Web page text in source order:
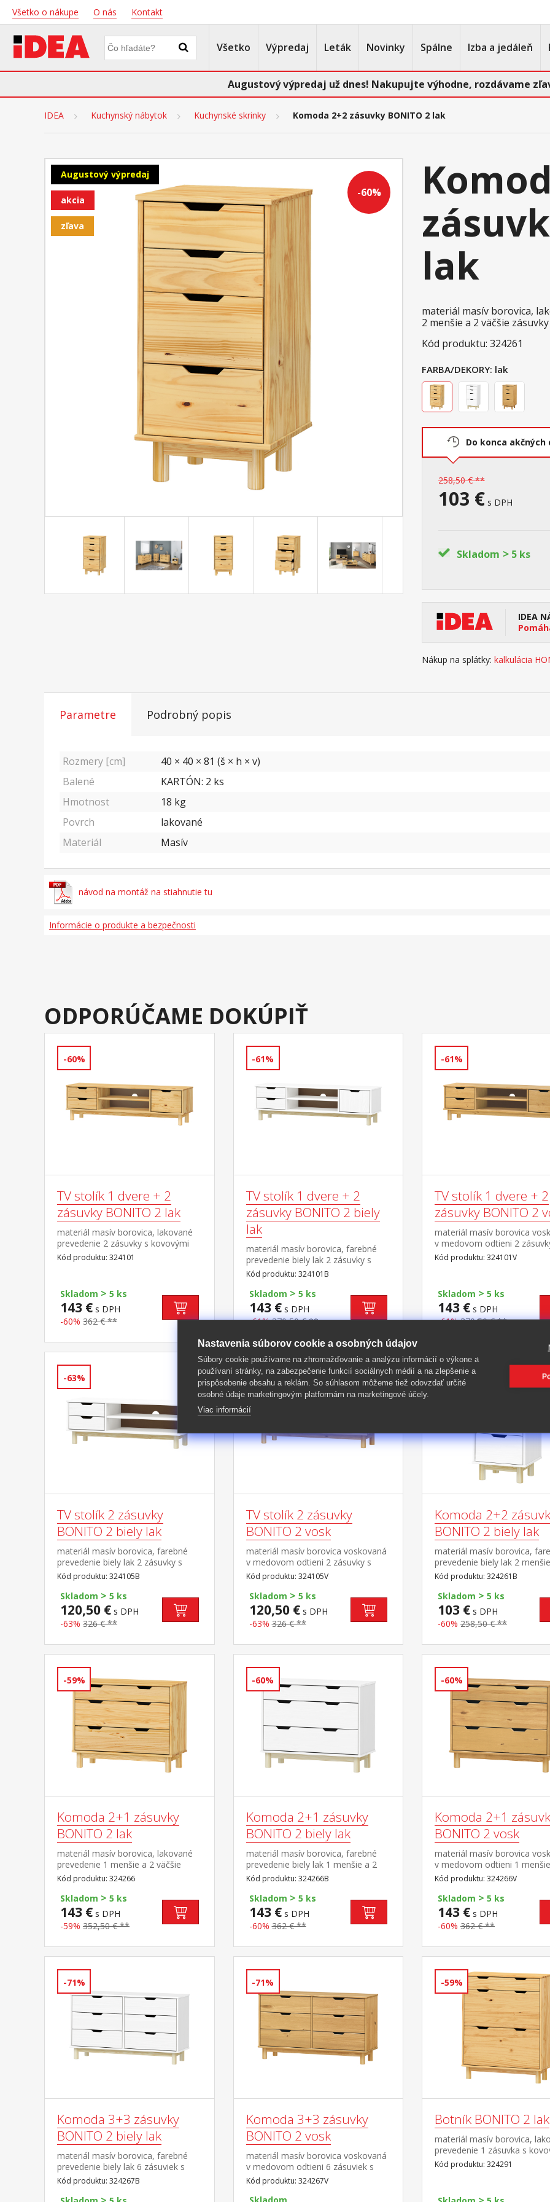
Všetko o nákupe O nás Kontakt
Všetko Výpredaj Leták Novinky Spálne Izba a jedáleň
Augustový výpredaj už dnes! Nakupujte výhodne, rozdávame
IDEA Kuchynský nábytok Kuchynské skrinky Komoda 2+2 zásuvky BONITO 2 lak
-60%
Augustový výpredaj
akcia
zľava
lak
materiál masív borovica,
2 menšie a 2 väčšie
Kód produktu: 324261
FARBA/DEKORY: lak
Do konca
258,50 € **
103 € s DPH
Skladom > 5 ks
IDEA
Nákup na splátky: kalkulácia
Parametre Podrobný popis
Rozmery [cm]
40 × 40 × 81 (š × h × v)
Balené
KARTÓN: 2 ks
Hmotnost
18 kg
Povrch
lakované
Materiál
Masív
návod na montáž na stiahnutie tu
Informácie o produkte a bezpečnosti
ODPORÚČAME DOKÚPIŤ
-60%
TV stolík 1 dvere + 2
zásuvky BONITO 2 lak
materiál masív borovica, lakované
prevedenie 2 zásuvky s kovovými
pojazdmi, 1 dvierka, 1 polica otvor
na pretiahnutie káblov
Kód produktu: 324101
Skladom > 5 ks
143 € s DPH
-60% 362 € **
-61%
TV stolík 1 dvere + 2
zásuvky BONITO 2 biely
lak
materiál masív borovica, farebné
prevedenie biely lak 2 zásuvky s
kovovými pojazdmi, 1 dvierka, 1
polica otvor na pretiahnutie káblov
Kód produktu: 324101B
Skladom > 5 ks
143 €s DPH
-61% 370,50 € **
-61%
TV stolík 1 dvere + 2
zásuvky BONITO 2
materiál masív borovica
v medovom odtieni 2
kovovými pojazdmi, 1
polica otvor na pretiahnutie
Kód produktu: 324101V
Skladom > 5 ks
143 € s DPH
-61% 370,50 € **
-63%
TV stolík 2 zásuvky
BONITO 2 biely lak
materiál masív borovica, farebné
prevedenie biely lak 2 zásuvky s
kovovými pojazdmi, 1 polica otvor
na pretiahnutie káblov
Kód produktu: 324105B
Skladom > 5 ks
120,50 € s DPH
-63% 326 € **
-63%
TV stolík 2 zásuvky
BONITO 2 vosk
materiál masív borovica voskovaná
v medovom odtieni 2 zásuvky s
kovovými pojazdmi, 1 polica otvor
na pretiahnutie káblov
Kód produktu: 324105V
Skladom > 5 ks
120,50 €s DPH
-63% 326 € **
-60%
Komoda 2+2
BONITO 2 biely lak
materiál masív borovica,
prevedenie biely lak 2
väčšie zásuvky s kovovými
pojazdmi
Kód produktu: 324261B
Skladom > 5 ks
103 € s DPH
-60% 258,50 € **
-59%
Komoda 2+1 zásuvky
BONITO 2 lak
materiál masív borovica, lakované
prevedenie 1 menšie a 2 väčšie
zásuvky s kovovými pojazdmi
Kód produktu: 324266
Skladom > 5 ks
143 € s DPH
-59% 352,50 € **
-60%
Komoda 2+1 zásuvky
BONITO 2 biely lak
materiál masív borovica, farebné
prevedenie biely lak 1 menšie a 2
väčšie zásuvky s kovovými
pojazdmi
Kód produktu: 324266B
Skladom > 5 ks
143 €s DPH
-60% 362 € **
-60%
Komoda 2+1
BONITO 2 vosk
materiál masív borovica
v medovom odtieni 1
väčšie zásuvky s kovovými
pojazdmi
Kód produktu: 324266V
Skladom > 5 ks
143 € s DPH
-60% 362 € **
-71%
Komoda 3+3 zásuvky
BONITO 2 biely lak
materiál masív borovica, farebné
prevedenie biely lak 6 zásuviek s
kovovými pojazdmi
Kód produktu: 324267B
-71%
Komoda 3+3 zásuvky
BONITO 2 vosk
materiál masív borovica voskovaná
v medovom odtieni 6 zásuviek s
kovovými pojazdmi
Kód produktu: 324267V
-59%
Botník BONITO 2 lak
materiál masív borovica,
prevedenie 1 zásuvka s
pojazdmi, 2 dvojradové
Kód produktu: 324291
Nastavenia súborov cookie a osobných údajov
Súbory cookie používame na zhromažďovanie a analýzu informácií o výkone a
používaní stránky, na zabezpečenie funkcií sociálnych médií a na zlepšenie a
prispôsobenie obsahu a reklám. So súhlasom môžeme tiež odovzdať určité
osobné údaje marketingovým platformám na marketingové účely.
Viac informácií